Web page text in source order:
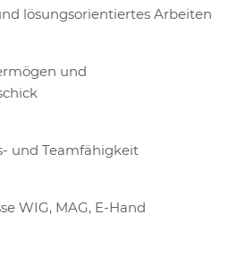
lösungsorientiertes Arbeiten
und
und Teamfähigkeit
WIG, MAG, E-Hand